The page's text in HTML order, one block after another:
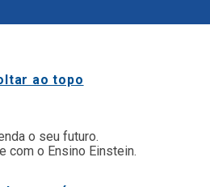
ao topo
o seu futuro.
com o Ensino Einstein.